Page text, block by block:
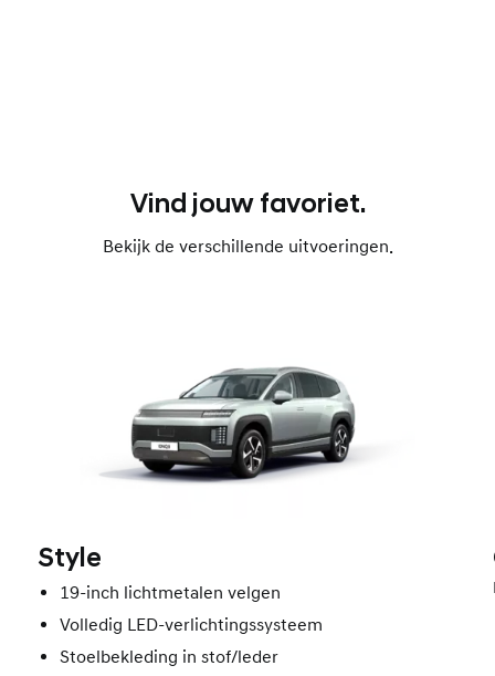
Vind jouw favoriet.
Bekijk de verschillende uitvoeringen.
Style
19-inch lichtmetalen velgen
Volledig LED-verlichtingssysteem
Stoelbekleding in stof/leder